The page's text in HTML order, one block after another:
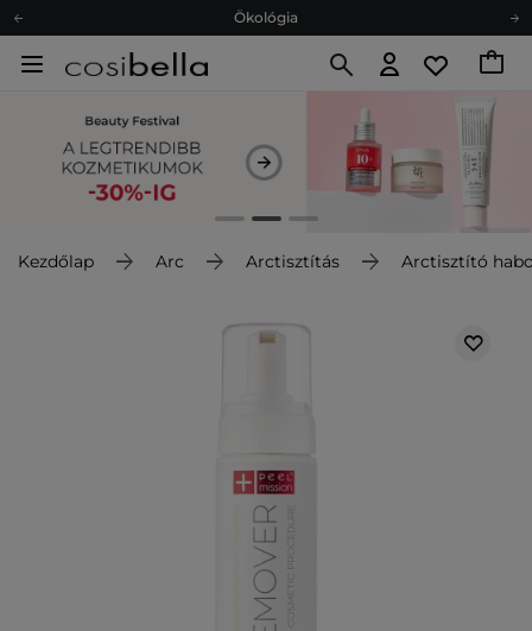
Ökológia
Ökológia
Kezdőlap Arc Arctisztítás Arctisztító